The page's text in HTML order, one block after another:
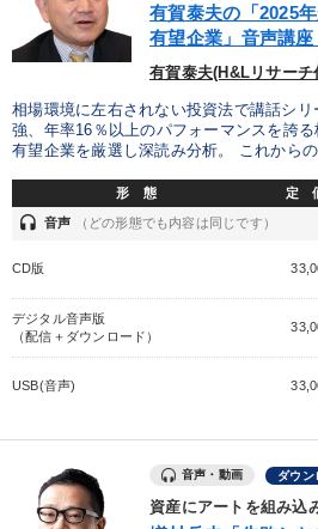
有賀泰夫の「2025
有望企業」音声講座
有賀泰夫(H&Lリサー
相場環境に左右されない投資法で講話シ
強、年率16％以上のパフォーマンスを誇る
有望企業を厳選し深読み分析。 これから
形 態 定
headset 音声 （どの形態でも内容は同じです）
CD版
デジタル音声版
（配信＋ダウンロード）
USB(音声)
音声・動画 ダウン
資産にアートを組み込